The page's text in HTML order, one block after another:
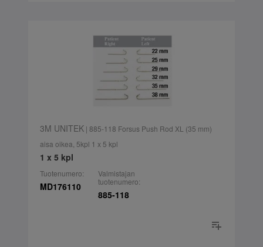
3M UNITEK| 885-118 Forsus Push Rod XL (35 mm)
aisa oikea, 5kpl 1 x 5 kpl
1 x 5 kpl
Tuotenumero:
MD176110
Valmistajan
tuotenumero:
885-118